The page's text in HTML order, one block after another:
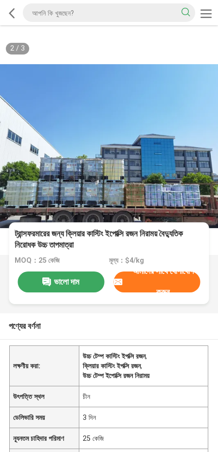
2/ 3
ট্রান্সফরমারের জন্য ক্লিয়ার কাস্টিং ইপোক্সি রজন নিরাময় বৈদ্যুতিক
নিরোধক উচ্চ তাপমাত্রা
MOQ：25 কেজি মূল্য：$4/kg
ভালো দাম
আমাদের সাথে যোগাযোগ
করুন
পণ্যের বর্ণনা
লক্ষণীয় করা:
উচ্চ টেম্প কাস্টিং ইপক্সি রজন,
ক্লিয়ার কাস্টিং ইপক্সি রজন,
উচ্চ টেম্প ইপোক্সি রজন নিরাময়
উৎপত্তি স্থল চীন
ডেলিভারি সময় 3 দিন
ন্যূনতম চাহিদার পরিমাণ 25 কেজি